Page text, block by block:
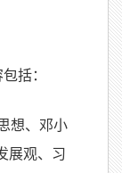
括：
想、邓小
展观、习